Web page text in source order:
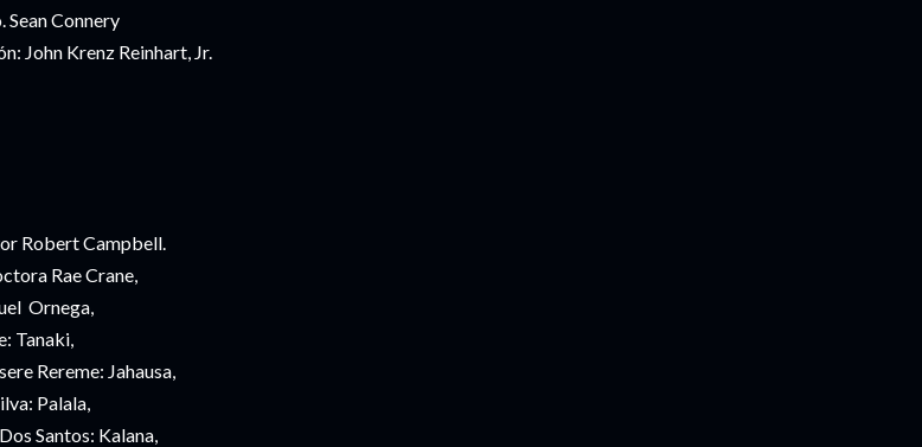
Connery
John Krenz Reinhart, Jr.
Robert Campbell.
Rae Crane,
Ornega,
Tanaki,
Rereme: Jahausa,
Palala,
Santos: Kalana,